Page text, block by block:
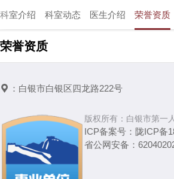
科室介绍 科室动态 医生介绍 荣誉资质
荣誉资质
 ： 白银市白银区四龙路222号
版权所有： 白银市第一
ICP备案号： 陇ICP备
省公网安备：